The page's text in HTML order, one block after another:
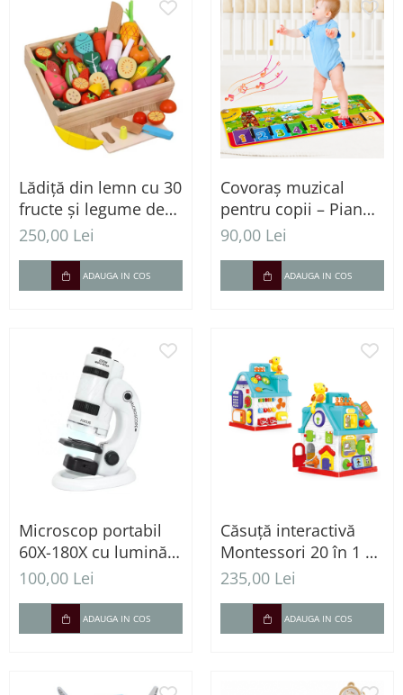
Lădiță din lemn cu 30
fructe și legume de
feliat, 3 ani+
250,00 Lei
ADAUGA IN COS
Covoraș muzical
pentru copii – Pian
interactiv cu fermă și
90,00 Lei
ADAUGA IN COS
Microscop portabil
60X-180X cu lumină
LED și adaptor
100,00 Lei
ADAUGA IN COS
Căsuță interactivă
Montessori 20 în 1 –
Centru educativ cu
activități senzoriale
235,00 Lei
ADAUGA IN COS